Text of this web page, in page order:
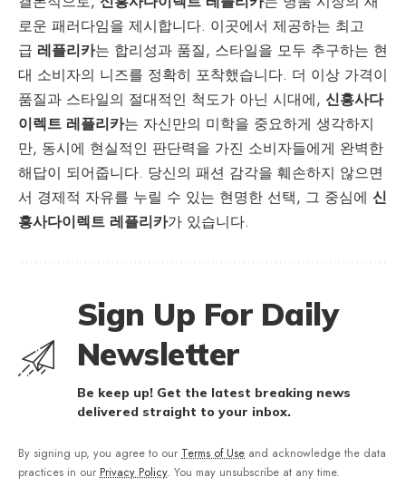
로운 패러다임을 제시합니다. 이곳에서 제공하는 최고
급 레플리카는 합리성과 품질, 스타일을 모두 추구하는 현
대 소비자의 니즈를 정확히 포착했습니다. 더 이상 가격이
품질과 스타일의 절대적인 척도가 아닌 시대에, 신흥사다
이렉트 레플리카는 자신만의 미학을 중요하게 생각하지
만, 동시에 현실적인 판단력을 가진 소비자들에게 완벽한
해답이 되어줍니다. 당신의 패션 감각을 훼손하지 않으면
서 경제적 자유를 누릴 수 있는 현명한 선택, 그 중심에 신
흥사다이렉트 레플리카가 있습니다.
Sign Up For Daily
Newsletter
Be keep up! Get the latest breaking news
delivered straight to your inbox.
By signing up, you agree to our Terms of Use and acknowledge the data
practices in our Privacy Policy. You may unsubscribe at any time.